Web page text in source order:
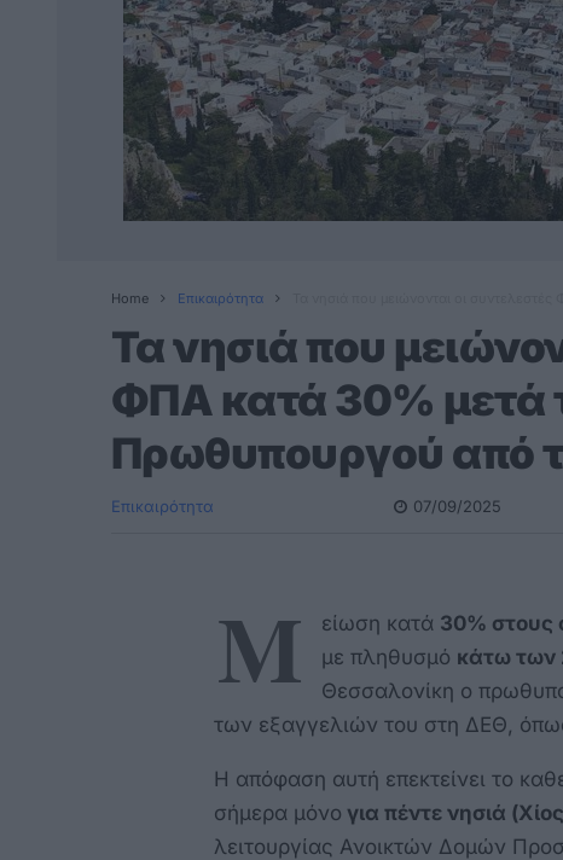
Home Επικαιρότητα
Τα νησιά που
ΦΠΑ κατά 30% μετά
Πρωθυπουργού από
Επικαιρότητα 07/09/2025
Μ είωση κατά 30% στους
με πληθυσμό κάτω των
Θεσσαλονίκη ο
των εξαγγελιών του στη ΔΕΘ,
Η απόφαση αυτή επεκτείνει το
σήμερα μόνο για πέντε νησιά
λειτουργίας Ανοικτών Δομών